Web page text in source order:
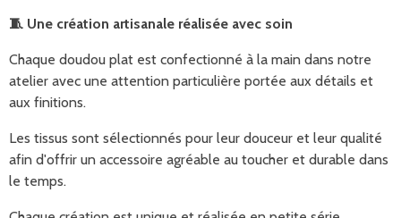
🧵 Une création artisanale réalisée avec soin
Chaque doudou plat est confectionné à la main dans notre
atelier avec une attention particulière portée aux détails et
aux finitions.
Les tissus sont sélectionnés pour leur douceur et leur qualité
afin d'offrir un accessoire agréable au toucher et durable dans
le temps.